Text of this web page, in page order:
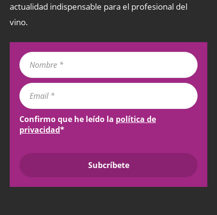
actualidad indispensable para el profesional del
vino.
Confirmo que he leído la política de
privacidad*